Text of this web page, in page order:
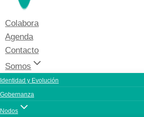
Colabora
Agenda
Contacto
Somos
Identidad y Evolución
Gobernanza
Nodos